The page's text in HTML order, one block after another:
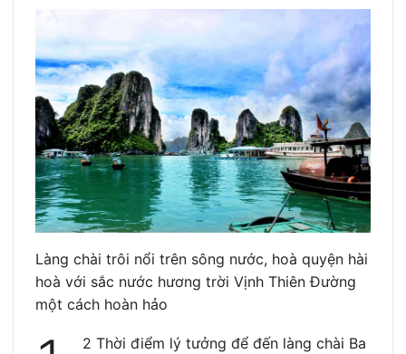
Làng chài trôi nổi trên sông nước, hoà quyện hài
hoà với sắc nước hương trời Vịnh Thiên Đường
một cách hoàn hảo
2 Thời điểm lý tưởng để đến làng chài Ba